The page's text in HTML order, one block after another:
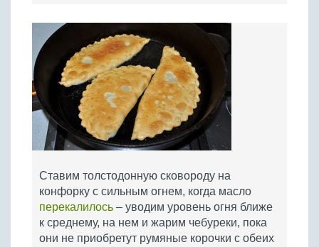
Ставим толстодонную сковороду на
конфорку с сильным огнем, когда масло
перекалилось – уводим уровень огня ближе
к среднему, на нем и жарим чебуреки, пока
они не приобретут румяные корочки с обеих